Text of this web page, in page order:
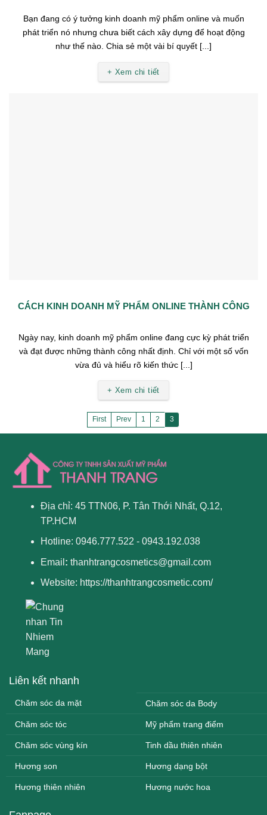
Bạn đang có ý tưởng kinh doanh mỹ phẩm online và muốn
phát triển nó nhưng chưa biết cách xây dựng để hoạt động
như thế nào. Chia sẻ một vài bí quyết [...]
+ Xem chi tiết
CÁCH KINH DOANH MỸ PHẨM ONLINE THÀNH CÔNG
Ngày nay, kinh doanh mỹ phẩm online đang cực kỳ phát triển
và đạt được những thành công nhất định. Chỉ với một số vốn
vừa đủ và hiểu rõ kiến thức [...]
+ Xem chi tiết
First Prev 1 2 3
Địa chỉ: 45 TTN06, P. Tân Thới Nhất, Q.12,
TP.HCM
Hotline: 0946.777.522 - 0943.192.038
Email : thanhtrangcosmetics@gmail.com
Website: https://thanhtrangcosmetic.com/
Liên kết nhanh
Chăm sóc da mặt Chăm sóc da Body
Chăm sóc tóc Mỹ phẩm trang điểm
Chăm sóc vùng kín Tinh dầu thiên nhiên
Hương son Hương dạng bột
Hương thiên nhiên Hương nước hoa